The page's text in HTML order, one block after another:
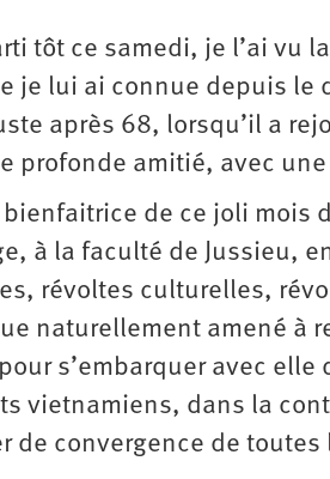
tôt ce samedi, je l’ai vu
je lui ai connue depuis le
après 68, lorsqu’il a
profonde amitié, avec
bienfaitrice de ce joli mois
à la faculté de Jussieu,
révoltes culturelles,
naturellement amené à
s’embarquer avec
vietnamiens, dans la
de convergence de